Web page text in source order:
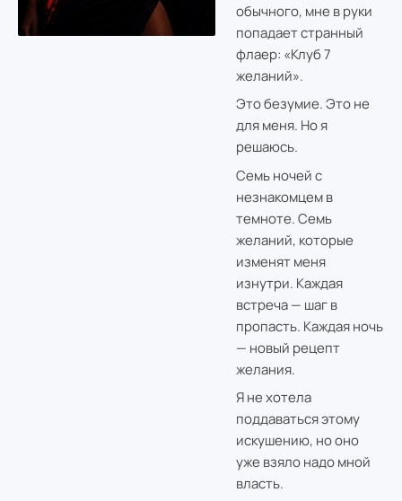
обычного, мне в руки
попадает странный
флаер: «Клуб 7
желаний».
Это безумие. Это не
для меня. Но я
решаюсь.
Семь ночей с
незнакомцем в
темноте. Семь
желаний, которые
изменят меня
изнутри. Каждая
встреча — шаг в
пропасть. Каждая ночь
— новый рецепт
желания.
Я не хотела
поддаваться этому
искушению, но оно
уже взяло надо мной
власть.